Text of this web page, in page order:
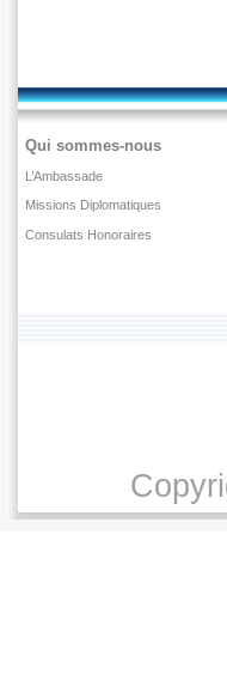
Qui sommes-nous
L’Ambassade
Missions Diplomatiques
Consulats Honoraires